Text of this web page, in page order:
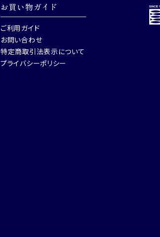
お買い物ガイド
ご利用ガイド
お問い合わせ
特定商取引法表示について
プライバシーポリシー